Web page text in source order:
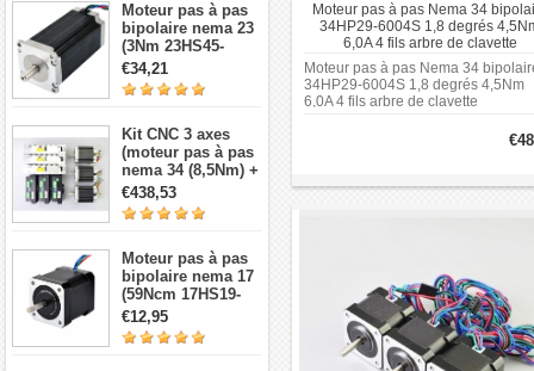
Moteur pas à pas
bipolaire nema 23
(3Nm 23HS45-
4204S 4,2A 1,8 deg
3,78V 4 fils）
€34,21
Kit CNC 3 axes
(moteur pas à pas
nema 34 (8,5Nm) +
Driver + source de
courant)
€438,53
Moteur pas à pas
bipolaire nema 17
(59Ncm 17HS19-
2004S1 2A 4 fils
avec câble 1m et
connecteur)
€12,95
Moteur pas à pas Nema 34
34HP29-6004S 1,8 degrés
6,0A 4 fils arbre de clavette
Moteur pas à pas Nema 34
34HP29-6004S 1,8 degrés 4,5Nm
6,0A 4 fils arbre de clavette